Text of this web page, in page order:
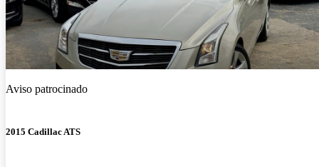
Aviso patrocinado
2015 Cadillac ATS